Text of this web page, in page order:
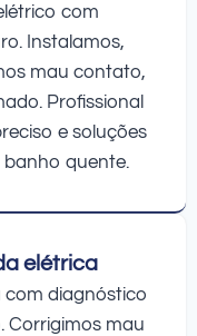
com
Instalamos,
mau contato,
Profissional
e soluções
quente.
elétrica
com diagnóstico
Corrigimos mau